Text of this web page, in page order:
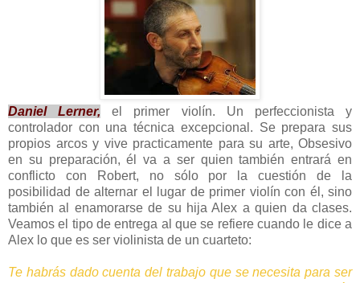
Daniel Lerner, el primer violín. Un perfeccionista y
controlador con una técnica excepcional. Se prepara sus
propios arcos y vive practicamente para su arte, Obsesivo
en su preparación, él va a ser quien también entrará en
conflicto con Robert, no sólo por la cuestión de la
posibilidad de alternar el lugar de primer violín con él, sino
también al enamorarse de su hija Alex a quien da clases.
Veamos el tipo de entrega al que se refiere cuando le dice a
Alex lo que es ser violinista de un cuarteto:
Te habrás dado cuenta del trabajo que se necesita para ser